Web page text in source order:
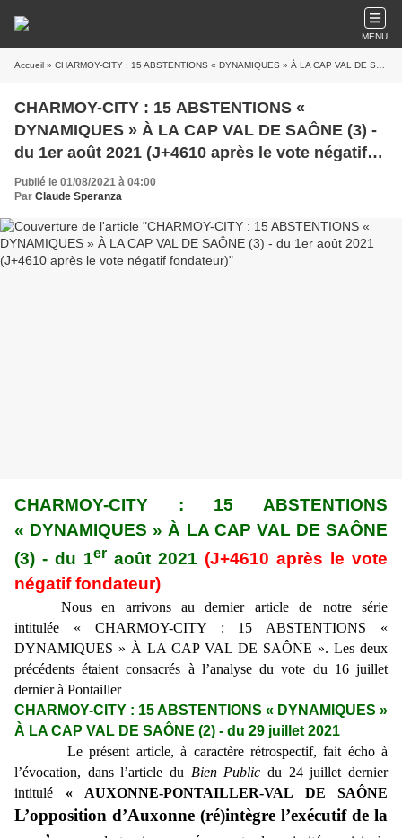
MENU
Accueil » CHARMOY-CITY : 15 ABSTENTIONS « DYNAMIQUES » À LA CAP VAL DE SAÔNE (3) - du 1er août 2021 (J+4610 après le vote négatif fondateur)
CHARMOY-CITY : 15 ABSTENTIONS «
DYNAMIQUES » À LA CAP VAL DE SAÔNE (3) -
du 1er août 2021 (J+4610 après le vote négatif
fondateur)
Publié le 01/08/2021 à 04:00
Par Claude Speranza
CHARMOY-CITY : 15 ABSTENTIONS
« DYNAMIQUES » À LA CAP VAL DE SAÔNE
(3) - du 1er août 2021 (J+4610 après le vote
négatif fondateur)
Nous en arrivons au dernier article de notre série
intitulée « CHARMOY-CITY : 15 ABSTENTIONS «
DYNAMIQUES » À LA CAP VAL DE SAÔNE ». Les deux
précédents étaient consacrés à l’analyse du vote du 16 juillet
dernier à Pontailler
CHARMOY-CITY : 15 ABSTENTIONS « DYNAMIQUES »
À LA CAP VAL DE SAÔNE (2) - du 29 juillet 2021
Le présent article, à caractère rétrospectif, fait écho à
l’évocation, dans l’article du Bien Public du 24 juillet dernier
intitulé « AUXONNE-PONTAILLER-VAL DE SAÔNE
L’opposition d’Auxonne (ré)intègre l’exécutif de la